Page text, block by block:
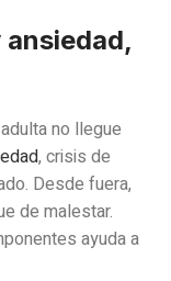
ansiedad,
no llegue
, crisis de
Desde fuera,
de malestar.
ayuda a